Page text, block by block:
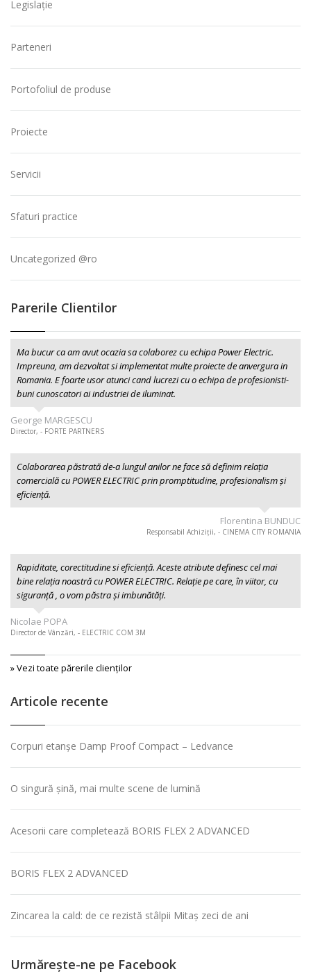
Legislație
Parteneri
Portofoliul de produse
Proiecte
Servicii
Sfaturi practice
Uncategorized @ro
Parerile Clientilor
Ma bucur ca am avut ocazia sa colaborez cu echipa Power Electric.
Impreuna, am dezvoltat si implementat multe proiecte de anvergura in
Romania. E foarte usor atunci cand lucrezi cu o echipa de profesionisti-
buni cunoscatori ai industriei de iluminat.
George MARGESCU
Director, - FORTE PARTNERS
Colaborarea păstrată de-a lungul anilor ne face să definim relația
comercială cu POWER ELECTRIC prin promptitudine, profesionalism şi
eficiență.
Florentina BUNDUC
Responsabil Achiziții, - CINEMA CITY ROMANIA
Rapiditate, corectitudine si eficiență. Aceste atribute definesc cel mai
bine relația noastră cu POWER ELECTRIC. Relație pe care, în viitor, cu
siguranță , o vom păstra și imbunătăți.
Nicolae POPA
Director de Vânzări, - ELECTRIC COM 3M
» Vezi toate părerile clienţilor
Articole recente
Corpuri etanșe Damp Proof Compact – Ledvance
O singură șină, mai multe scene de lumină
Acesorii care completează BORIS FLEX 2 ADVANCED
BORIS FLEX 2 ADVANCED
Zincarea la cald: de ce rezistă stâlpii Mitaș zeci de ani
Urmăreşte-ne pe Facebook